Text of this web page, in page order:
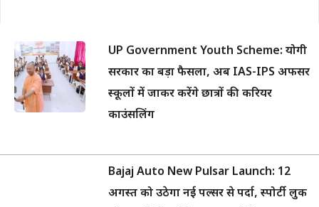
UP Government Youth Scheme: योगी
सरकार का बड़ा फैसला, अब IAS-IPS अफसर
स्कूलों में जाकर करेंगे छात्रों की करियर
काउंसलिंग
Bajaj Auto New Pulsar Launch: 12
अगस्त को उठेगा नई पल्सर से पर्दा, स्पोर्टी लुक